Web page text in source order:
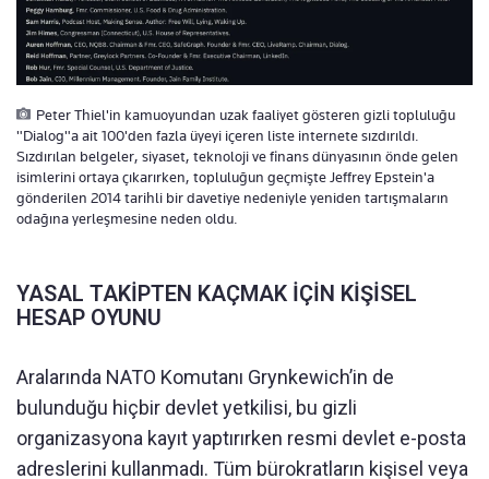
Peter Thiel'in kamuoyundan uzak faaliyet gösteren gizli topluluğu
"Dialog"a ait 100'den fazla üyeyi içeren liste internete sızdırıldı.
Sızdırılan belgeler, siyaset, teknoloji ve finans dünyasının önde gelen
isimlerini ortaya çıkarırken, topluluğun geçmişte Jeffrey Epstein'a
gönderilen 2014 tarihli bir davetiye nedeniyle yeniden tartışmaların
odağına yerleşmesine neden oldu.
YASAL TAKİPTEN KAÇMAK İÇİN KİŞİSEL
HESAP OYUNU
Aralarında NATO Komutanı Grynkewich’in de
bulunduğu hiçbir devlet yetkilisi, bu gizli
organizasyona kayıt yaptırırken resmi devlet e-posta
adreslerini kullanmadı. Tüm bürokratların kişisel veya